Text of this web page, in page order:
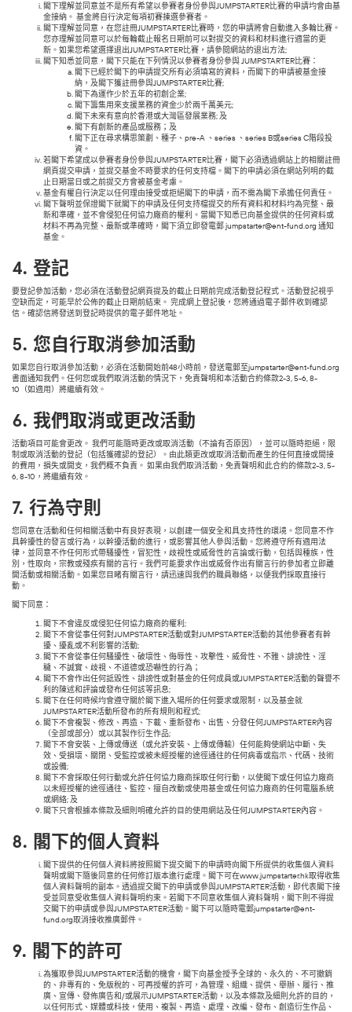
閣下理解並同意並不是所有希望以參賽者身份參與JUMPSTARTER比賽的申請均會由基
金接納。 基金將自行決定每項初賽揀選參賽者。
閣下理解並同意，在您註冊JUMPSTARTER比賽時，您的申請將會自動進入多輪比賽。
您亦理解並同意可以於每輪截止報名日期前可以對提交的資料和材料進行適當的更
新。如果您希望選擇退出JUMPSTARTER比賽，請參閱網站的退出方法;
閣下知悉並同意，閣下只能在下列情況以參賽者身份參與 JUMPSTARTER比賽：
閣下已經於閣下的申請提交所有必須填寫的資料，而閣下的申請被基金接
納，及閣下獲註冊參與JUMPSTARTER比賽;
閣下為運作少於五年的初創企業;
閣下籌集用來支援業務的資金少於兩千萬美元;
閣下未來有意向於香港或大灣區發展業務; 及
閣下有創新的產品或服務；及
閣下正在尋求構思策劃、種子、pre-A 、series 、series B或series C階段投
資。
若閣下希望成以參賽者身份參與JUMPSTARTER比賽，閣下必須透過網站上的相關註冊
網頁提交申請，並提交基金不時要求的任何支持檔。閣下的申請必須在網站列明的截
止日期當日或之前提交方會被基金考慮。
基金有權自行決定以任何理由接受或拒絕閣下的申請，而不需為閣下承擔任何責任。
閣下聲明並保證閣下就閣下的申請及任何支持檔提交的所有資料和材料均為完整、最
新和準確，並不會侵犯任何協力廠商的權利。當閣下知悉已向基金提供的任何資料或
材料不再為完整、最新或準確時，閣下須立即發電郵jumpstarter@ent-fund.org 通知
基金。
4. 登記
要登記參加活動，您必須在活動登記網頁提及的截止日期前完成活動登記程式。活動登記視乎
空缺而定，可能早於公佈的截止日期前結束。 完成網上登記後，您將通過電子郵件收到確認
信。確認信將發送到登記時提供的電子郵件地址。
5. 您自行取消參加活動
如果您自行取消參加活動，必須在活動開始前48小時前，發送電郵至jumpstarter@ent-fund.org
書面通知我們。任何您或我們取消活動的情況下，免責聲明和本活動合約條款2-3, 5-6, 8-
10（如適用）將繼續有效。
6. 我們取消或更改活動
活動項目可能會更改。 我們可能隨時更改或取消活動（不論有否原因），並可以隨時拒絕，限
制或取消活動的登記（包括獲確認的登記）。由此類更改或取消活動而產生的任何直接或間接
的費用，損失或開支，我們概不負責。 如果由我們取消活動，免責聲明和此合約的條款2-3, 5-
6, 8-10，將繼續有效。
7. 行為守則
您同意在活動和任何相關活動中有良好表現，以創建一個安全和具支持性的環境。您同意不作
具幹擾性的發言或行為，以幹擾活動的進行，或影響其他人參與活動。您將遵守所有適用法
律，並同意不作任何形式帶騷擾性，冒犯性，歧視性或威脅性的言論或行動，包括與種族，性
別，性取向，宗教或殘疾有關的言行。我們可能要求作出或威脅作出有關言行的參加者立即離
開活動或相關活動。如果您目睹有關言行，請迅速與我們的職員聯絡，以便我們採取直接行
動。
閣下同意：
閣下不會違反或侵犯任何協力廠商的權利;
閣下不會從事任何對JUMPSTARTER活動或對JUMPSTARTER活動的其他參賽者有幹
擾、擾亂或不利影響的活動;
閣下不會從事任何騷擾性、破壞性、侮辱性、攻擊性、威脅性、不雅、誹謗性、淫
穢、不誠實、歧視、不道德或恐嚇性的行為；
閣下不會作出任何詆毀性、誹謗性或對基金的任何成員或JUMPSTARTER活動的聲譽不
利的陳述和評論或發布任何該等訊息;
閣下在任何時候均會遵守關於閣下進入場所的任何要求或限制，以及基金就
JUMPSTARTER活動所發布的所有規則和程式;
閣下不會複製、修改、再造、下載、重新發布、出售、分發任何JUMPSTARTER內容
（全部或部分）或以其製作衍生作品;
閣下不會安裝、上傳或傳送（或允許安裝、上傳或傳輸）任何能夠使網站中斷、失
效、受損壞、關閉、受監控或被未經授權的途徑通往的任何病毒或指示、代碼、技術
或設備;
閣下不會採取任何行動或允許任何協力廠商採取任何行動，以使閣下或任何協力廠商
以未經授權的途徑通往、監控、擅自改動或使用基金或任何協力廠商的任何電腦系統
或網絡; 及
閣下只會根據本條款及細則明確允許的目的使用網站及任何JUMPSTARTER內容。
8. 閣下的個人資料
閣下提供的任何個人資料將按照閣下提交閣下的申請時向閣下所提供的收集個人資料
聲明或閣下隨後同意的任何修訂版本進行處理。閣下可在www.jumpstarter.hk取得收集
個人資料聲明的副本。透過提交閣下的申請或參與JUMPSTARTER活動，即代表閣下接
受並同意受收集個人資料聲明約束。若閣下不同意收集個人資料聲明，閣下則不得提
交閣下的申請或參與JUMPSTARTER活動。閣下可以隨時電郵jumpstarter@ent-
fund.org取消接收推廣郵件。
9. 閣下的許可
為獲取參與JUMPSTARTER活動的機會，閣下向基金授予全球的、永久的、不可撤銷
的、非專有的、免版稅的、可再授權的許可，為管理、組織、提供、舉辦、履行、推
廣、宣傳、發佈廣告和/或展示JUMPSTARTER活動，以及本條款及細則允許的目的，
以任何形式、媒體或科技，使用、複製、再造、處理、改編、發布、創造衍生作品、